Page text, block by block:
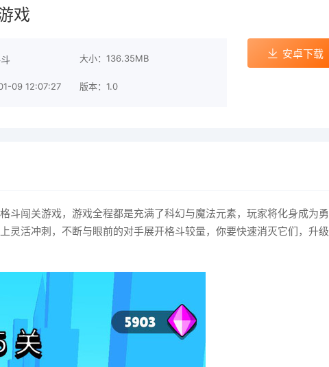
戏
大小：136.35MB
09 12:07:27 版本：1.0
安卓下载
斗闯关游戏，游戏全程都是充满了科幻与魔法元素，玩家将化身成为勇
灵活冲刺，不断与眼前的对手展开格斗较量，你要快速消灭它们，升级